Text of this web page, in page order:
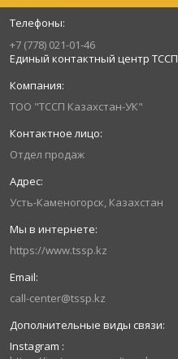
+7 (778) 021-01-46
Единый контактный центр ТССП
ТОО "ТССП Казахстан-УК"
Отдел продаж
Усть-Каменогорск, Казахстан
https://www.tssp.kz
call-center@tssp.kz
Instagram